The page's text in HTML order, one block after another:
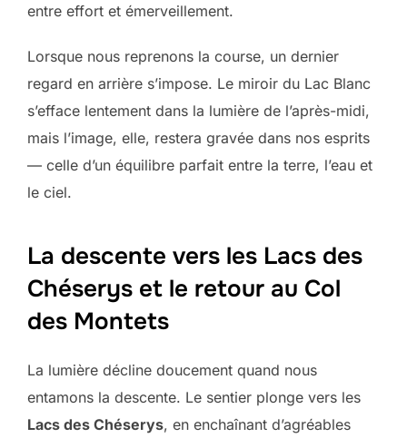
entre effort et émerveillement.
Lorsque nous reprenons la course, un dernier
regard en arrière s’impose. Le miroir du Lac Blanc
s’efface lentement dans la lumière de l’après-midi,
mais l’image, elle, restera gravée dans nos esprits
— celle d’un équilibre parfait entre la terre, l’eau et
le ciel.
La descente vers les Lacs des
Chéserys et le retour au Col
des Montets
La lumière décline doucement quand nous
entamons la descente. Le sentier plonge vers les
Lacs des Chéserys, en enchaînant d’agréables